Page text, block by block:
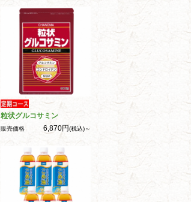
粒状グルコサミン
販売価格 6,870円(税込)～